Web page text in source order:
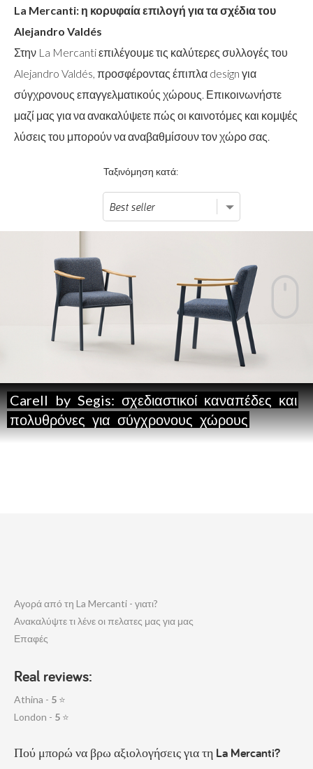
La Mercanti: η κορυφαία επιλογή για τα σχέδια του
Alejandro Valdés
Στην La Mercanti επιλέγουμε τις καλύτερες συλλογές του
Alejandro Valdés, προσφέροντας έπιπλα design για
σύγχρονους επαγγελματικούς χώρους. Επικοινωνήστε
μαζί μας για να ανακαλύψετε πώς οι καινοτόμες και κομψές
λύσεις του μπορούν να αναβαθμίσουν τον χώρο σας.
Ταξινόμηση κατά:
Carell by Segis: σχεδιαστικοί καναπέδες και
πολυθρόνες για σύγχρονους χώρους
Αγορά από τη La Mercanti - γιατι?
Ανακαλύψτε τι λένε οι πελατες μας για μας
Επαφές
Real reviews:
Athina - 5 ⭐
London - 5 ⭐
Πού μπορώ να βρω αξιολογήσεις για τη La Mercanti?